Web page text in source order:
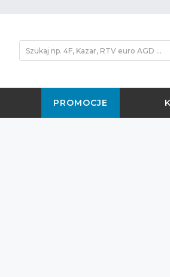
PROMOCJE